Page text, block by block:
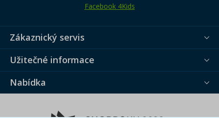
Facebook 4Kids
Zákaznický servis
Užitečné informace
Nabídka